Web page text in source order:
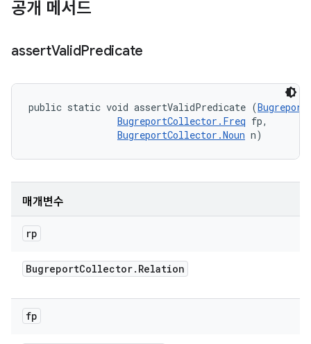
공개 메서드
assertValidPredicate
public static void assertValidPredicate (
BugreportCollector.Freq fp,
BugreportCollector.Noun n)
매개변수
rp
BugreportCollector. Relation
fp